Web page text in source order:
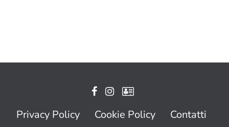
Privacy Policy Cookie Policy
Contatti